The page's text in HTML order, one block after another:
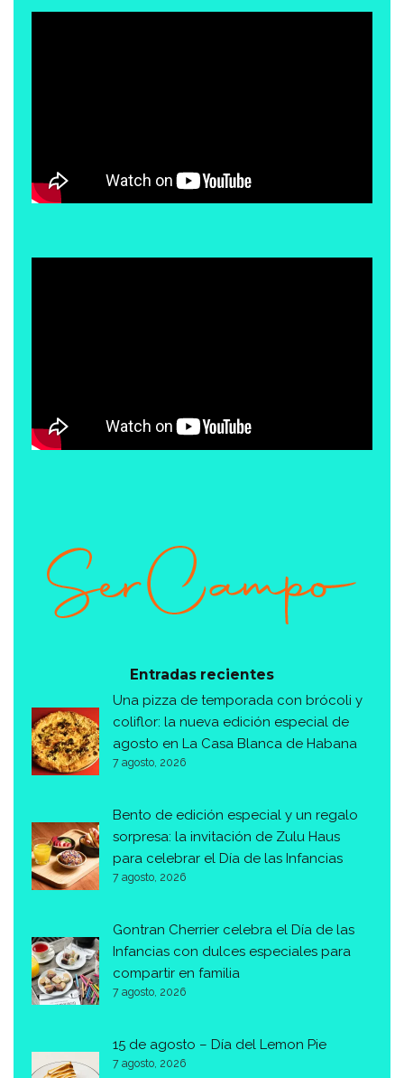
Entradas recientes
Una pizza de temporada con brócoli y
coliflor: la nueva edición especial de
agosto en La Casa Blanca de Habana
7 agosto, 2026
Bento de edición especial y un regalo
sorpresa: la invitación de Zulu Haus
para celebrar el Día de las Infancias
7 agosto, 2026
Gontran Cherrier celebra el Día de las
Infancias con dulces especiales para
compartir en familia
7 agosto, 2026
15 de agosto – Día del Lemon Pie
7 agosto, 2026